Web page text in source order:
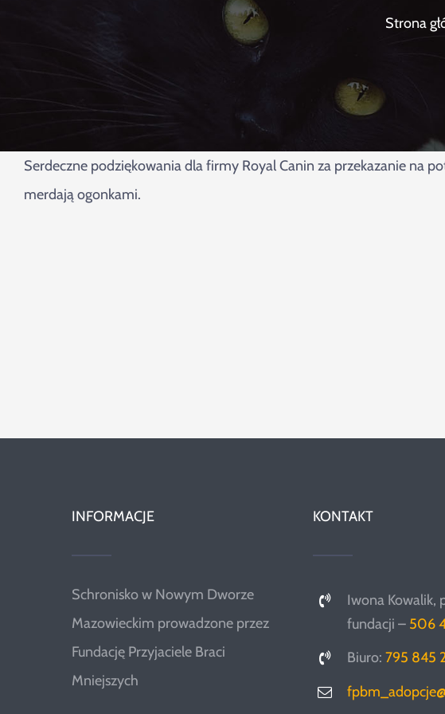
Strona
Serdeczne podziękowania dla firmy Royal Canin za przekazanie na
merdają ogonkami.
INFORMACJE
Schronisko w Nowym Dworze
Mazowieckim prowadzone przez
Fundację Przyjaciele Braci
Mniejszych
KONTAKT
Iwona Kowalik,
fundacji – 506
Biuro: 795 845